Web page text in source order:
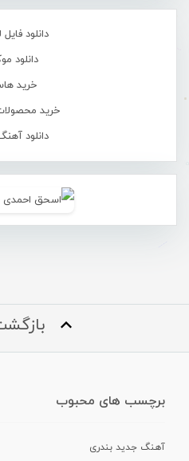
دانلود فایل
دانلود
خرید
خرید
دانلود
برچسب های محبوب
آهنگ جدید بندری